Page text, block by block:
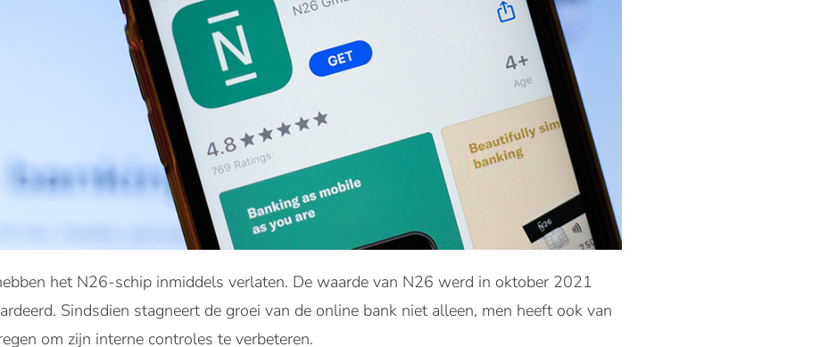
het N26-schip inmiddels verlaten. De waarde van N26 werd in oktober 2021
Sindsdien stagneert de groei van de online bank niet alleen, men heeft ook van
om zijn interne controles te verbeteren.